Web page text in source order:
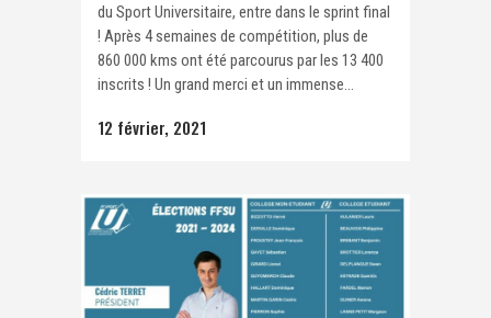
du Sport Universitaire, entre dans le sprint final
! Après 4 semaines de compétition, plus de
860 000 kms ont été parcourus par les 13 400
inscrits ! Un grand merci et un immense...
12 février, 2021